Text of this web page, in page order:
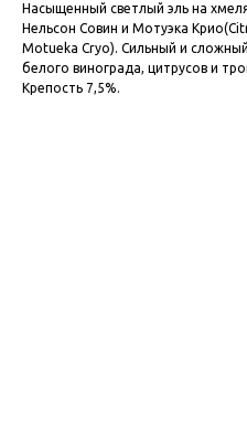
Насыщенный светлый эль на
Нельсон Совин и Мотуэка
Motueka Cryo). Сильный и
белого винограда, цитрусов и
Крепость 7,5%.